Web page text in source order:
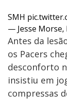
SMH
— Jesse Morse,
Antes da
os Pacers
desconforto
insistiu em
compressas